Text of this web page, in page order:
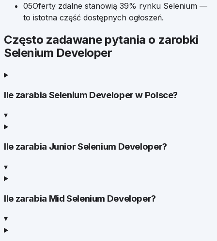
05Oferty zdalne stanowią 39% rynku Selenium —
to istotna część dostępnych ogłoszeń.
Często zadawane pytania o zarobki
Selenium Developer
Ile zarabia Selenium Developer w Polsce?
▾
Ile zarabia Junior Selenium Developer?
▾
Ile zarabia Mid Selenium Developer?
▾